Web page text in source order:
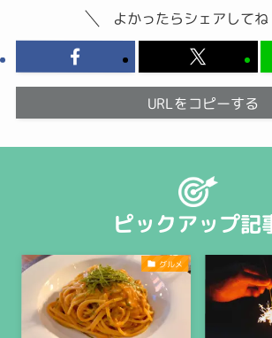
よかったらシェアしてね
URLをコピーする
ピックアップ記
グルメ